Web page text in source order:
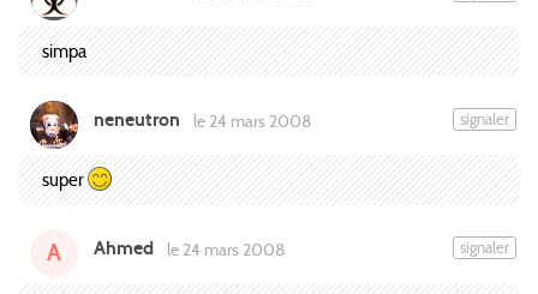
simpa
neneutron le 24 mars 2008 signaler
super
A Ahmed le 24 mars 2008 signaler